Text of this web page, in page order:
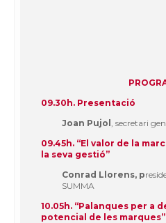
09.30h. Presentació
Joan Pujol , secretari
09.45h. “El valor de la
la seva gestió”
Conrad Llorens, p
SUMMA
10.05h. “Palanques per a
potencial de les marques”